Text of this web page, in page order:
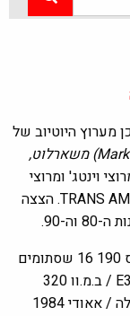
מערוץ היוטיוב של
Mark Brummond) משארלוט,
וינטג' ומרוצי
סיבולת שזכה במספר מרוצים, בין היתר במרוץ TRANS AM. הצצה
90.
הרכבים בסרטון: ב.מ.וו E34 M5 1991 / מרצדס 190 16 שסתומים
1986 / ב.מ.וו 840 1995 / ב.מ.וו E36 M3 1991 / ב.מ.וו 320
טורבו 1981 / מרצדס 300ce ערכת טורבו כפולה / אאודי 1984